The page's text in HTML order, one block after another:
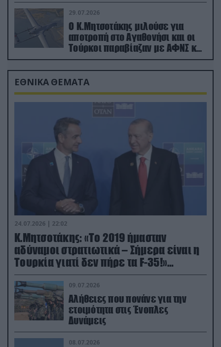
29.07.2026
Ο Κ.Μητσοτάκης μιλούσε για
αποτροπή στο Αγαθονήσι και οι
Τούρκοι παραβίαζαν με ΑΦΝΣ και
drone
ΕΘΝΙΚΑ ΘΕΜΑΤΑ
24.07.2026 | 22:02
Κ.Μητσοτάκης: «Το 2019 ήμασταν
αδύναμοι στρατιωτικά – Σήμερα είναι η
Τουρκία γιατί δεν πήρε τα F-35!»
(βίντεο)
09.07.2026
Αλήθειες που πονάνε για την
ετοιμότητα στις Ένοπλες
Δυνάμεις
08.07.2026